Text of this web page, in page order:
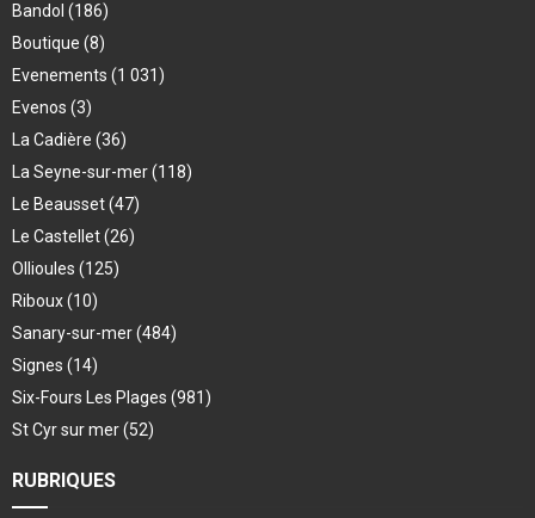
Bandol (186)
Boutique (8)
Evenements (1 031)
Evenos (3)
La Cadière (36)
La Seyne-sur-mer(118)
Le Beausset(47)
Le Castellet(26)
Ollioules (125)
Riboux(10)
Sanary-sur-mer(484)
Signes (14)
Six-Fours Les Plages (981)
St Cyr sur mer(52)
RUBRIQUES